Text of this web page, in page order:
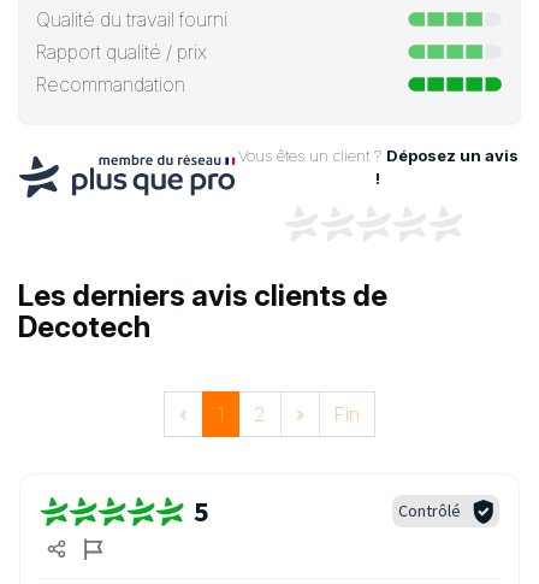
Qualité du travail fourni
Rapport qualité / prix
Recommandation
Vous êtes un client ? Déposez un avis
!
Les derniers avis clients de
Decotech
« 1 2 » Fin
5 Contrôlé